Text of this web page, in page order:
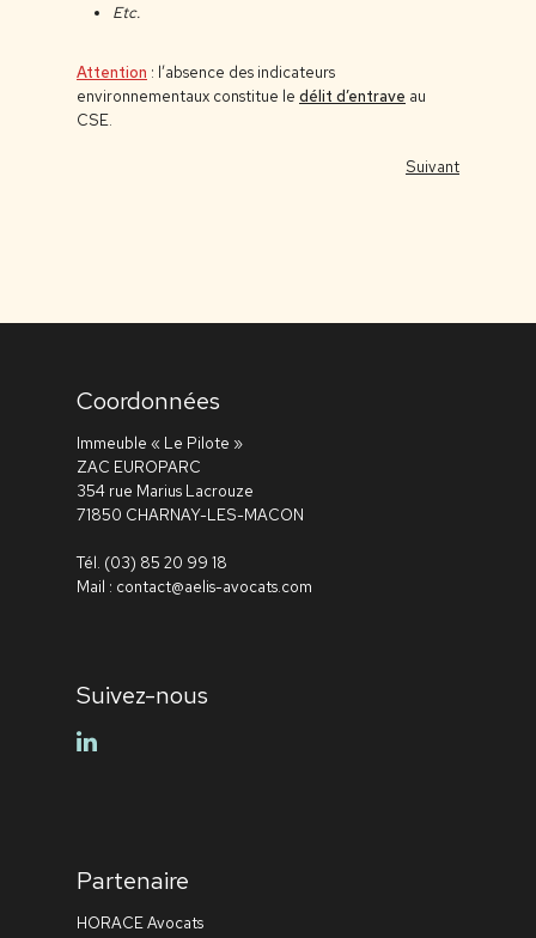
Etc.
Attention : l’absence des indicateurs
environnementaux constitue le délit d’entrave au
CSE.
Suivant
Coordonnées
Immeuble « Le Pilote »
ZAC EUROPARC
354 rue Marius Lacrouze
71850 CHARNAY-LES-MACON
Tél. (03) 85 20 99 18
Mail : contact@aelis-avocats.com
Suivez-nous
linkedin
Partenaire
HORACE Avocats